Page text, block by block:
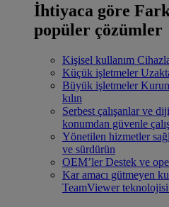
İhtiyaca göre
popüler çözümler
Kişisel kullanım
Küçük işletmeler
Büyük işletmeler
kılın
Serbest çalışanlar ve
konumdan güvenle
Yönetilen hizmetler
ve sürdürün
OEM’ler Destek ve
Kar amacı gütmeyen
TeamViewer